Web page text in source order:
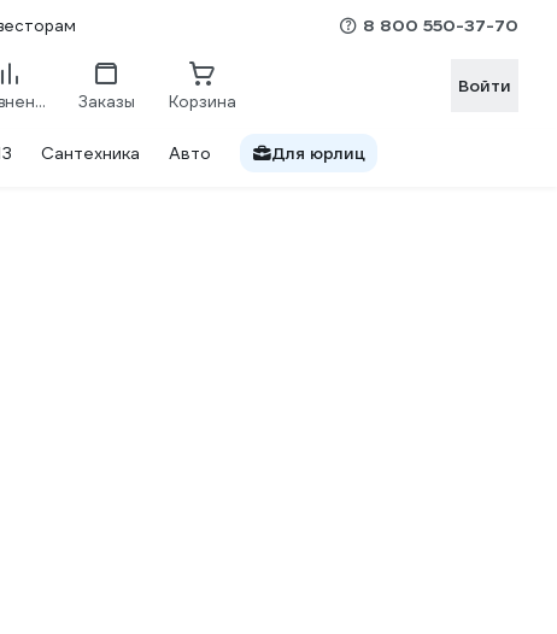
8 800 550-37-70
Сравнение Заказы Корзина
Войти
Сантехника Авто Для юрлиц